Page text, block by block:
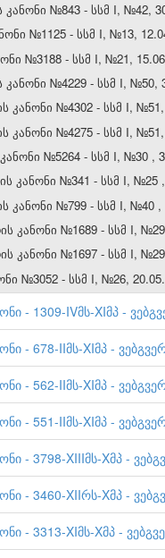
კანონი №843 - სსმ I, №42,
№1125 - სსმ I, №13,
№3188 - სსმ I, №21,
კანონი №4229 - სსმ I, №50,
კანონი №4302 - სსმ I, №51,
№4275 - სსმ I, №51,
№5264 - სსმ I, №30 ,
№341 - სსმ I, №25 ,
კანონი №799 - სსმ I, №40 ,
კანონი №1689 - სსმ I,
კანონი №1697 - სსმ I,
№3052 - სსმ I, №26,
- 1309-IVმს-XIმპ -
- 678-IIმს-XIმპ -
- 562-IIმს-XIმპ -
- 551-IIმს-XIმპ -
- 3798-XIIIმს-Xმპ -
- 3460-XIIრს-Xმპ -
- 3313-XIმს-Xმპ -